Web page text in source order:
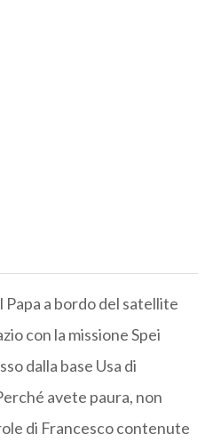
Papa a bordo del satellite
con la missione Spei
dalla base Usa di
avete paura, non
di Francesco contenute